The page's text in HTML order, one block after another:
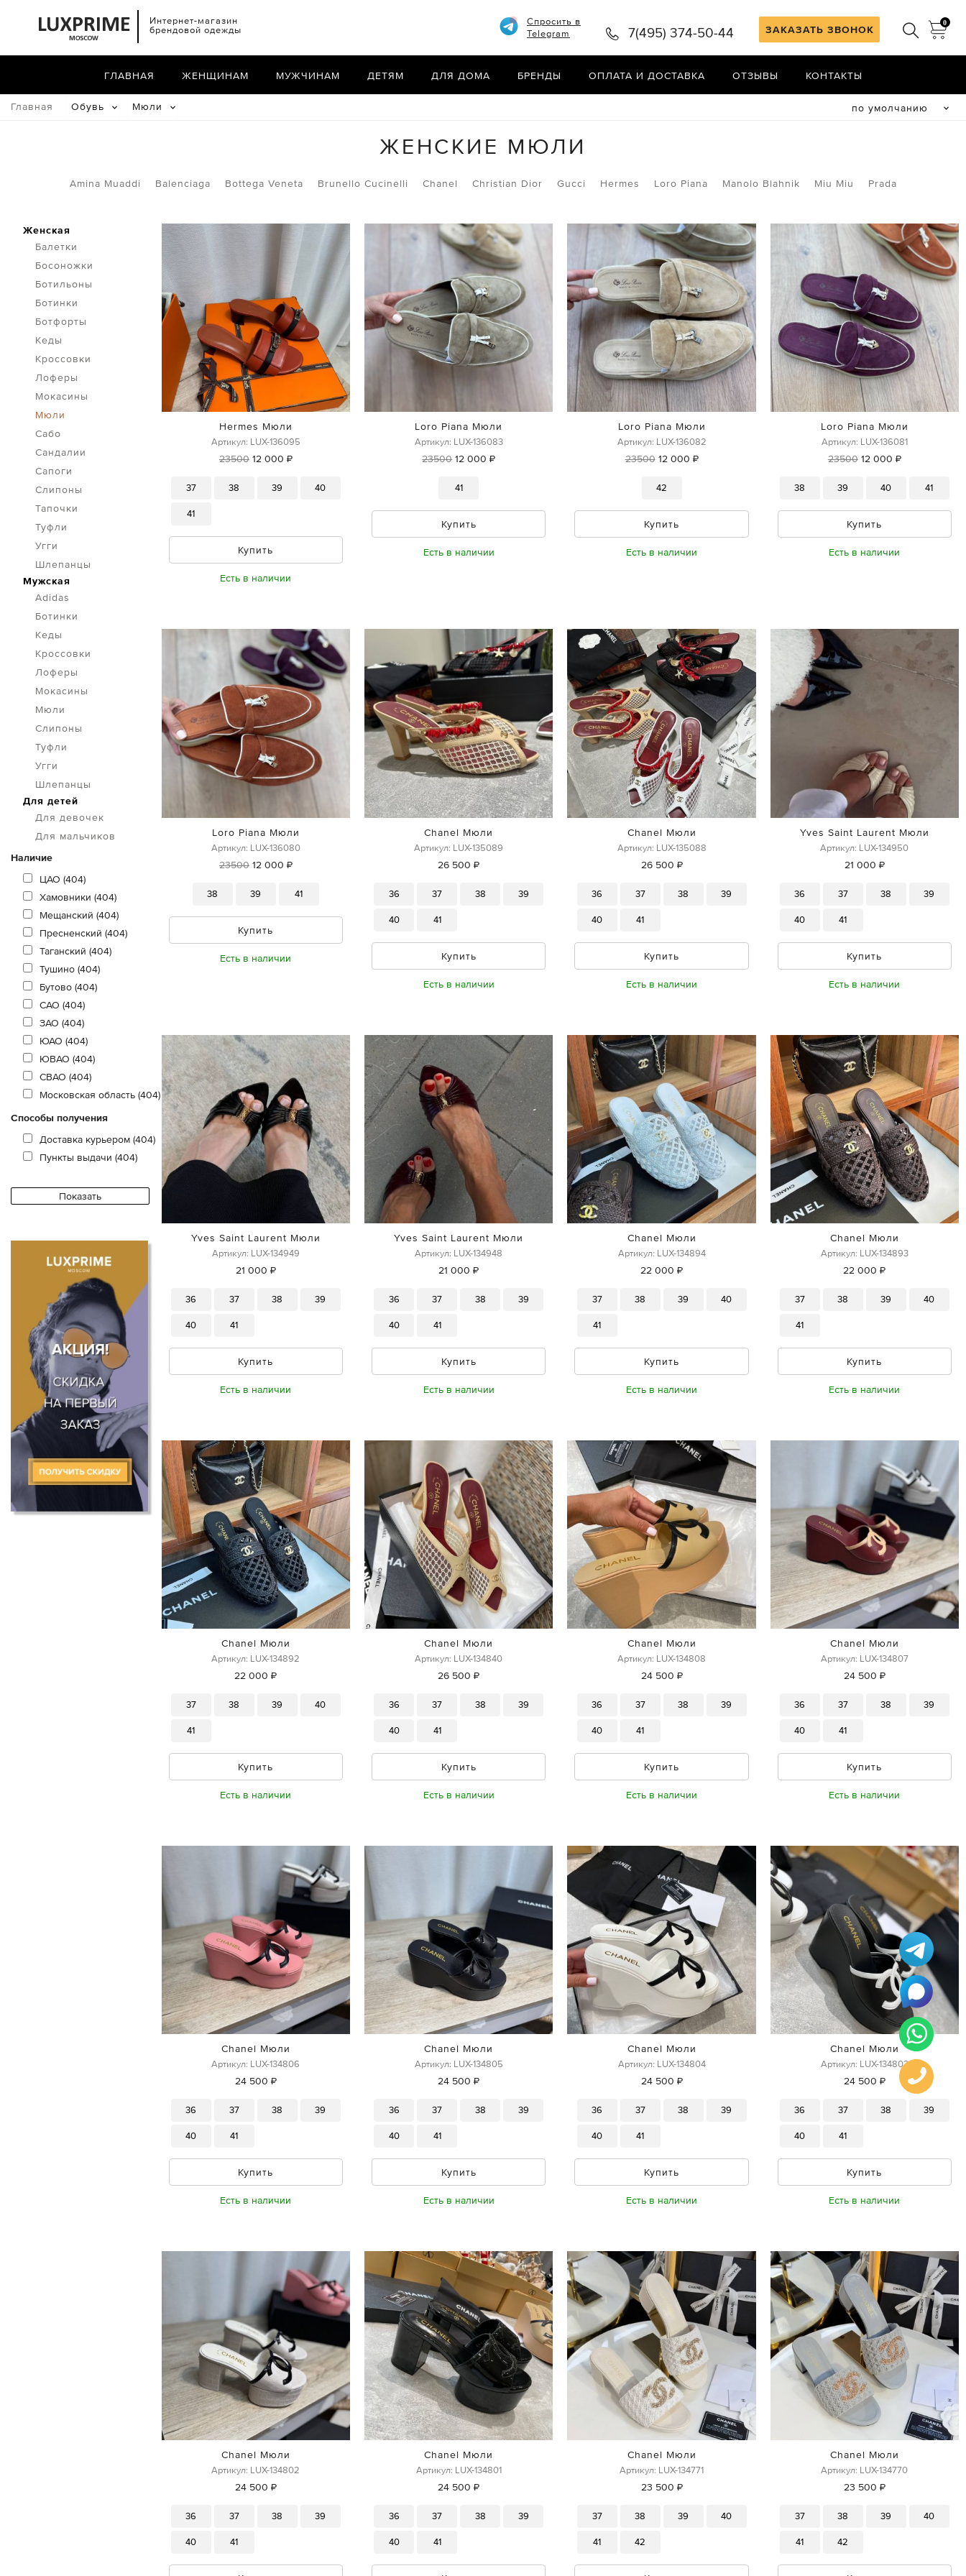
Интернет-магазин
брендовой одежды
ЗАКАЗАТЬ ЗВОНОК
0
Спросить в
Telegram
7(495) 374-50-44
ГЛАВНАЯ ЖЕНЩИНАМ МУЖЧИНАМ ДЕТЯМ ДЛЯ ДОМА БРЕНДЫ ОПЛАТА И ДОСТАВКА ОТЗЫВЫ КОНТАКТЫ
Главная Обувь Мюли по умолчанию
ЖЕНСКИЕ МЮЛИ
Amina Muaddi Balenciaga Bottega Veneta Brunello Cucinelli Chanel Christian Dior Gucci Hermes Loro Piana Manolo Blahnik Miu Miu Prada
Женская
Балетки
Босоножки
Ботильоны
Ботинки
Ботфорты
Кеды
Кроссовки
Лоферы
Мокасины
Мюли
Сабо
Сандалии
Сапоги
Слипоны
Тапочки
Туфли
Угги
Шлепанцы
Мужская
Adidas
Ботинки
Кеды
Кроссовки
Лоферы
Мокасины
Мюли
Слипоны
Туфли
Угги
Шлепанцы
Для детей
Для девочек
Для мальчиков
Наличие
ЦАО (404)
Хамовники (404)
Мещанский (404)
Пресненский (404)
Таганский (404)
Тушино (404)
Бутово (404)
САО (404)
ЗАО (404)
ЮАО (404)
ЮВАО (404)
СВАО (404)
Московская область (404)
Способы получения
Доставка курьером (404)
Пункты выдачи (404)
Hermes Мюли
Артикул: LUX-136095
23500 12 000 ₽
37 38 39 40
41
Купить
Есть в наличии
Loro Piana Мюли
Артикул: LUX-136083
23500 12 000 ₽
41
Купить
Есть в наличии
Loro Piana Мюли
Артикул: LUX-136082
23500 12 000 ₽
42
Купить
Есть в наличии
Loro Piana Мюли
Артикул: LUX-136081
23500 12 000 ₽
38 39 40 41
Купить
Есть в наличии
Loro Piana Мюли
Артикул: LUX-136080
23500 12 000 ₽
38 39 41
Купить
Есть в наличии
Chanel Мюли
Артикул: LUX-135089
26 500 ₽
36 37 38 39
40 41
Купить
Есть в наличии
Chanel Мюли
Артикул: LUX-135088
26 500 ₽
36 37 38 39
40 41
Купить
Есть в наличии
Yves Saint Laurent Мюли
Артикул: LUX-134950
21 000 ₽
36 37 38 39
40 41
Купить
Есть в наличии
Yves Saint Laurent Мюли
Артикул: LUX-134949
21 000 ₽
36 37 38 39
40 41
Купить
Есть в наличии
Yves Saint Laurent Мюли
Артикул: LUX-134948
21 000 ₽
36 37 38 39
40 41
Купить
Есть в наличии
Chanel Мюли
Артикул: LUX-134894
22 000 ₽
37 38 39 40
41
Купить
Есть в наличии
Chanel Мюли
Артикул: LUX-134893
22 000 ₽
37 38 39 40
41
Купить
Есть в наличии
Chanel Мюли
Артикул: LUX-134892
22 000 ₽
37 38 39 40
41
Купить
Есть в наличии
Chanel Мюли
Артикул: LUX-134840
26 500 ₽
36 37 38 39
40 41
Купить
Есть в наличии
Chanel Мюли
Артикул: LUX-134808
24 500 ₽
36 37 38 39
40 41
Купить
Есть в наличии
Chanel Мюли
Артикул: LUX-134807
24 500 ₽
36 37 38 39
40 41
Купить
Есть в наличии
Chanel Мюли
Артикул: LUX-134806
24 500 ₽
36 37 38 39
40 41
Купить
Есть в наличии
Chanel Мюли
Артикул: LUX-134805
24 500 ₽
36 37 38 39
40 41
Купить
Есть в наличии
Chanel Мюли
Артикул: LUX-134804
24 500 ₽
36 37 38 39
40 41
Купить
Есть в наличии
Chanel Мюли
Артикул: LUX-134803
24 500 ₽
36 37 38 39
40 41
Купить
Есть в наличии
Chanel Мюли
Артикул: LUX-134802
24 500 ₽
36 37 38 39
40 41
Chanel Мюли
Артикул: LUX-134801
24 500 ₽
36 37 38 39
40 41
Chanel Мюли
Артикул: LUX-134771
23 500 ₽
37 38 39 40
41 42
Chanel Мюли
Артикул: LUX-134770
23 500 ₽
37 38 39 40
41 42